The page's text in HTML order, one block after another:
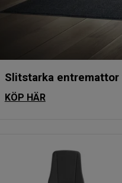
Slitstarka
KÖP HÄR